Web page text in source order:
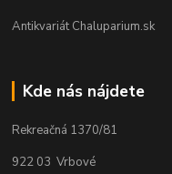
Antikvariát Chaluparium.sk
Kde nás nájdete
Rekreačná 1370/81
922 03 Vrbové